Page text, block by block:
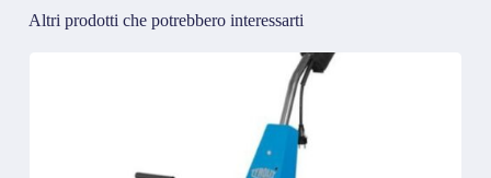
Altri prodotti che potrebbero interessarti